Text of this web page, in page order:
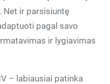
Net ir parsisiuntę
pagal savo
ir lygiavimas
– labiausiai patinka